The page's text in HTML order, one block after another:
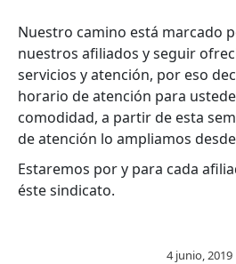
Nuestro camino está marcado
nuestros afiliados y seguir
servicios y atención, por eso
horario de atención para
comodidad, a partir de esta
de atención lo ampliamos
Estaremos por y para cada
éste sindicato.
4 junio, 2019